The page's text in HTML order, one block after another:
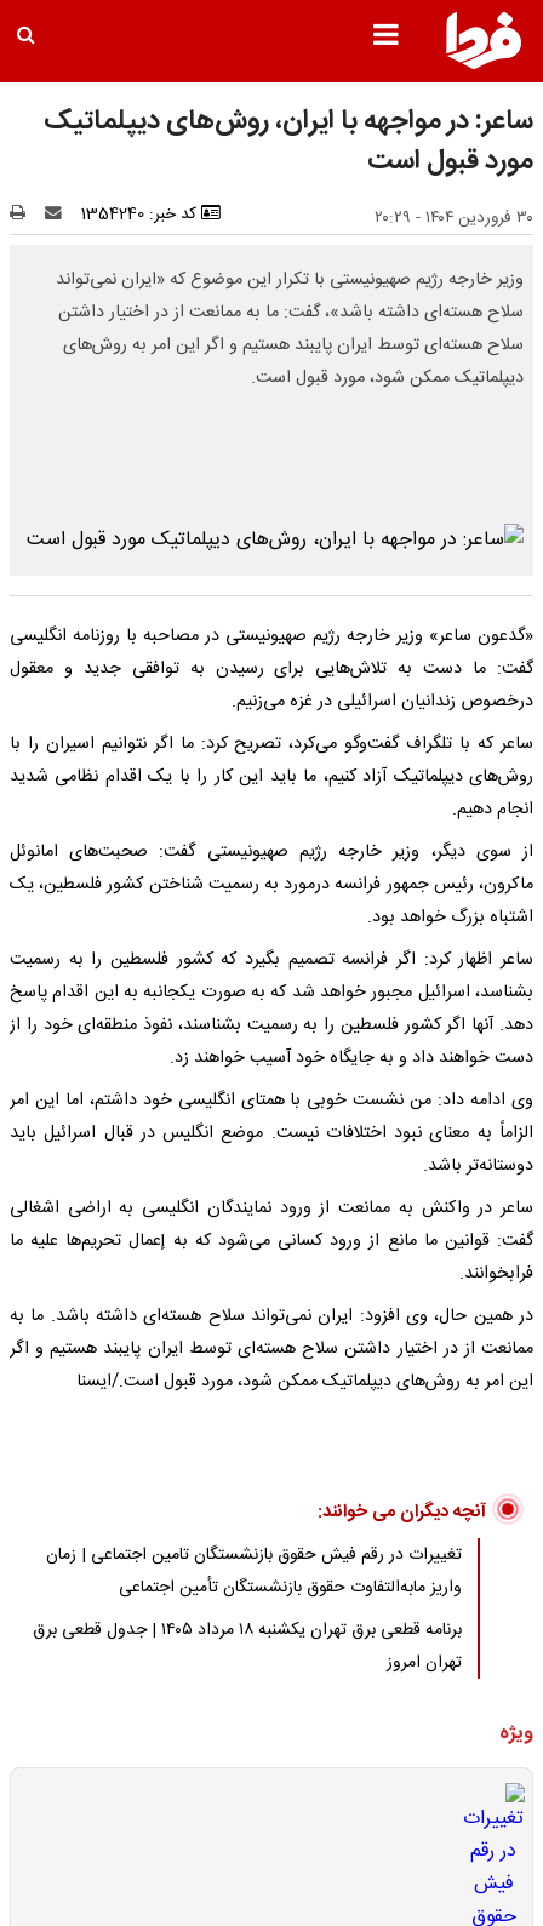
ساعر: در مواجهه با ایران، روش‌های دیپلماتیک
مورد قبول است
۳۰ فروردین ۱۴۰۴ - ۲۰:۲۹ کد خبر: 1354240
وزیر خارجه رژیم صهیونیستی با تکرار این موضوع که «ایران نمی‌تواند
سلاح هسته‌ای داشته باشد»، گفت: ما به ممانعت از در اختیار داشتن
سلاح هسته‌ای توسط ایران پایبند هستیم و اگر این امر به روش‌های
دیپلماتیک ممکن شود، مورد قبول است.
«گدعون ساعر» وزیر خارجه رژیم صهیونیستی در مصاحبه با روزنامه انگلیسی
گفت: ما دست به تلاش‌هایی برای رسیدن به توافقی جدید و معقول
درخصوص زندانیان اسرائیلی در غزه می‌زنیم.
ساعر که با تلگراف گفت‌وگو می‌کرد، تصریح کرد: ما اگر نتوانیم اسیران را با
روش‌های دیپلماتیک آزاد کنیم، ما باید این کار را با یک اقدام نظامی شدید
انجام دهیم.
از سوی دیگر، وزیر خارجه رژیم صهیونیستی گفت: صحبت‌های امانوئل
ماکرون، رئیس جمهور فرانسه درمورد به رسمیت شناختن کشور فلسطین، یک
اشتباه بزرگ خواهد بود.
ساعر اظهار کرد: اگر فرانسه تصمیم بگیرد که کشور فلسطین را به رسمیت
بشناسد، اسرائیل مجبور خواهد شد که به صورت یکجانبه به این اقدام پاسخ
دهد. آنها اگر کشور فلسطین را به رسمیت بشناسند، نفوذ منطقه‌ای خود را از
دست خواهند داد و به جایگاه خود آسیب خواهند زد.
وی ادامه داد: من نشست خوبی با همتای انگلیسی خود داشتم، اما این امر
الزاماً به معنای نبود اختلافات نیست. موضع انگلیس در قبال اسرائیل باید
دوستانه‌تر باشد.
ساعر در واکنش به ممانعت از ورود نمایندگان انگلیسی به اراضی اشغالی
گفت: قوانین ما مانع از ورود کسانی می‌شود که به إعمال تحریم‌ها علیه ما
فرابخوانند.
در همین حال، وی افزود: ایران نمی‌تواند سلاح هسته‌ای داشته باشد. ما به
ممانعت از در اختیار داشتن سلاح هسته‌ای توسط ایران پایبند هستیم و اگر
این امر به روش‌های دیپلماتیک ممکن شود، مورد قبول است./ایسنا
آنچه دیگران می خوانند:
تغییرات در رقم فیش حقوق بازنشستگان تامین اجتماعی | زمان
واریز مابه‌التفاوت حقوق بازنشستگان تأمین اجتماعی
برنامه قطعی برق تهران یکشنبه ۱۸ مرداد ۱۴۰۵ | جدول قطعی برق
تهران امروز
ویژه